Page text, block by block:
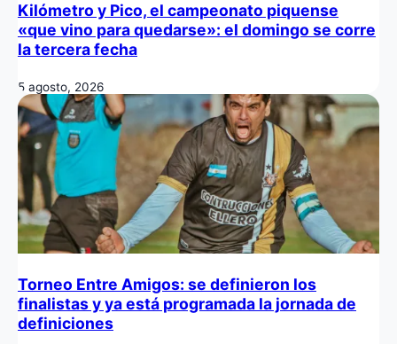
Kilómetro y Pico, el campeonato piquense
«que vino para quedarse»: el domingo se corre
la tercera fecha
5 agosto, 2026
Torneo Entre Amigos: se definieron los
finalistas y ya está programada la jornada de
definiciones